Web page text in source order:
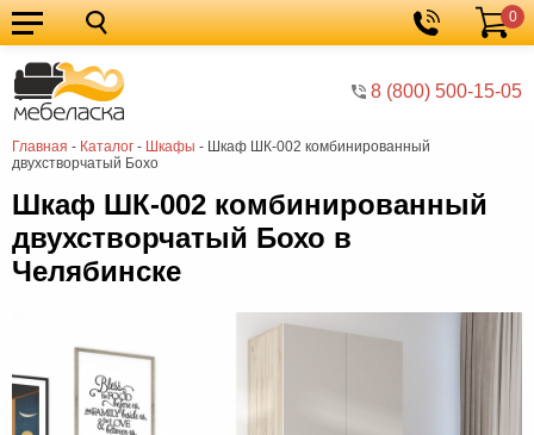
8 (800) 500-15-05
Корзина
0
Главная - Каталог - Шкафы - Шкаф ШК-002 комбинированный
двухстворчатый Бохо
Кухонные
гарнитуры
Мебель
для
кухни
Мебель
для
спальни
Кровати
Шкафы
Диваны
Мягкая
вМебель
Шкаф ШК-002 комбинированный
двухстворчатый Бохо в
Челябинске